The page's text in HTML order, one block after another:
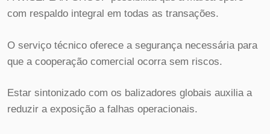
com respaldo integral em todas as transações.
O serviço técnico oferece a segurança necessária para
que a cooperação comercial ocorra sem riscos.
Estar sintonizado com os balizadores globais auxilia a
reduzir a exposição a falhas operacionais.